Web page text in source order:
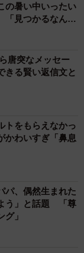
の暑い中いったい
見つかるなんて
唐突なメッセー
る賢い返信文と
トをもらえなかっ
かわいすぎ「鼻息
パ、偶然生まれた
う」と話題 「尊
」